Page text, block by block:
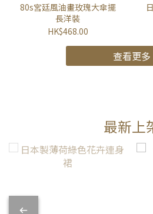
80s宮廷風油畫玫瑰大傘擺
長洋裝
HK$468.00
查看更多
最新上